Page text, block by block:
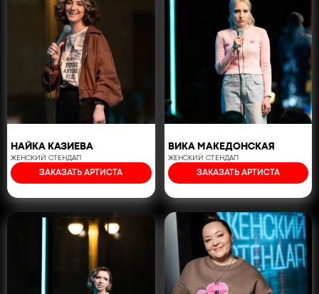
НАЙКА КАЗИЕВА
ЖЕНСКИЙ СТЕНДАП
ЗАКАЗАТЬ АРТИСТА
ВИКА МАКЕДОНСКАЯ
ЖЕНСКИЙ СТЕНДАП
ЗАКАЗАТЬ АРТИСТА